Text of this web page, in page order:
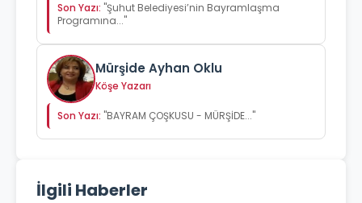
Son Yazı: "Şuhut Belediyesi’nin Bayramlaşma
Programına..."
Mürşide Ayhan Oklu
Köşe Yazarı
Son Yazı: "BAYRAM ÇOŞKUSU - MÜRŞİDE..."
İlgili Haberler